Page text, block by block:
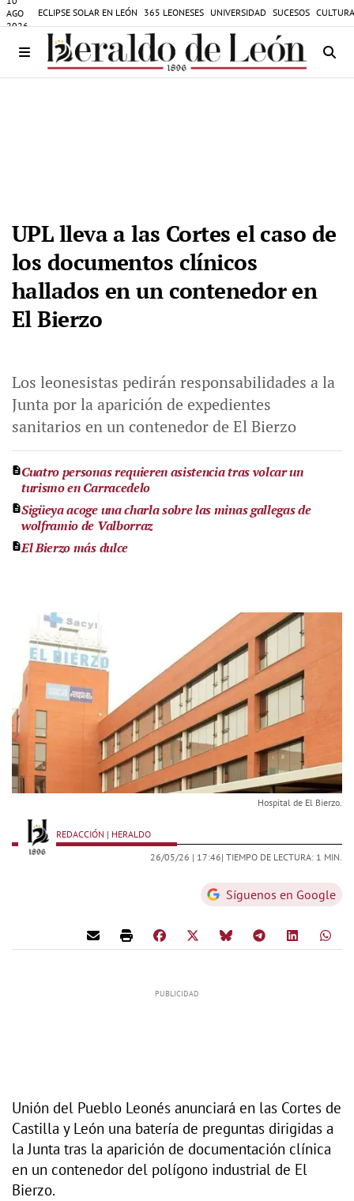
AGO
2026
ECLIPSE SOLAR EN LEÓN 365 LEONESES UNIVERSIDAD SUCESOS
UPL lleva a las Cortes el caso de
los documentos clínicos
hallados en un contenedor en
El Bierzo
Los leonesistas pedirán responsabilidades a la
Junta por la aparición de expedientes
sanitarios en un contenedor de El Bierzo
Cuatro personas requieren asistencia tras volcar un
turismo en Carracedelo
Sigüeya acoge una charla sobre las minas gallegas de
wolframio de Valborraz
El Bierzo más dulce
Hospital de El Bierzo.
REDACCIÓN | HERALDO
26/05/26 | 17:46| TIEMPO DE LECTURA: 1 MIN.
Síguenos en Google
Unión del Pueblo Leonés anunciará en las Cortes de
Castilla y León una batería de preguntas dirigidas a
la Junta tras la aparición de documentación clínica
en un contenedor del polígono industrial de El
Bierzo.